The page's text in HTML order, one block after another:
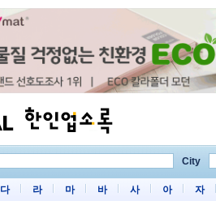
City
다 라 마 바 사 아 자